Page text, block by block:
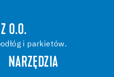
O.O.
i parkietów.
NARZĘDZIA